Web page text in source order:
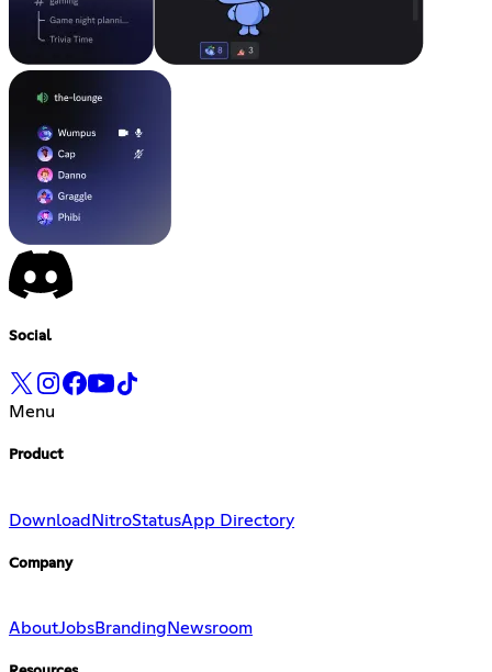
Social
Menu
Product
DownloadNitroStatusApp Directory
Company
AboutJobsBranding Newsroom